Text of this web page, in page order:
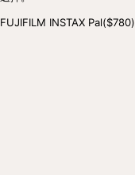
FUJIFILM INSTAX Pal($780)